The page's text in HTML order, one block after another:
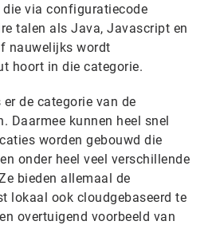
via configuratiecode
talen als Java, Javascript en
nauwelijks wordt
hoort in die categorie.
de categorie van de
Daarmee kunnen heel snel
worden gebouwd die
onder heel veel verschillende
bieden allemaal de
lokaal ook cloudgebaseerd te
overtuigend voorbeeld van